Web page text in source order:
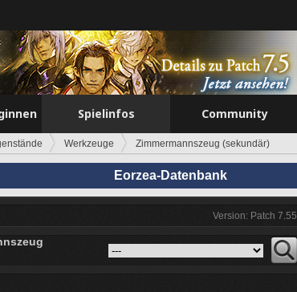
Spielinfos Community
Werkzeuge Zimmermannszeug (sekundär)
Eorzea-Datenbank
Version: Patch 7.55